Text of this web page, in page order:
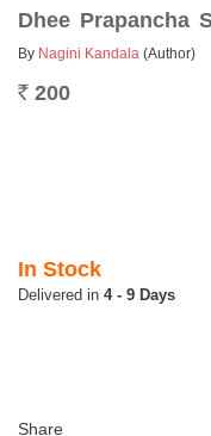
Dhee Prapancha
By Nagini Kandala (Author)
Rs. 200
In Stock
4 - 9 Days